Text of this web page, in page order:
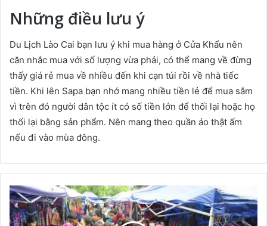
Những điều lưu ý
Du Lịch Lào Cai bạn lưu ý khi mua hàng ở Cửa Khẩu nên
căn nhắc mua với số lượng vừa phải, có thể mang về đừng
thấy giá rẻ mua về nhiều đến khi cạn túi rồi về nhà tiếc
tiền. Khi lên Sapa bạn nhớ mang nhiều tiền lẻ để mua sắm
vì trên đó người dân tộc ít có số tiền lớn để thối lại hoặc họ
thối lại bằng sản phẩm. Nên mang theo quần áo thật ấm
nếu đi vào mùa đông.